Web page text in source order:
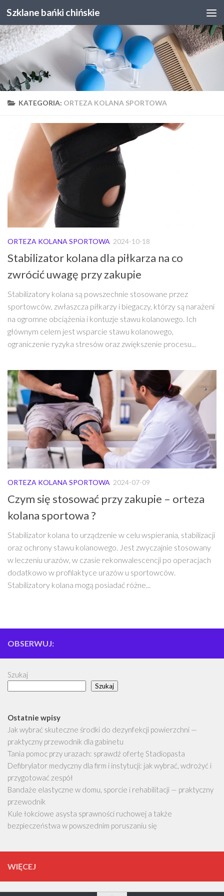
Skip to content
Szklane bańki chińskie
KATEGORIA: ORTEZA KOLANA SPORTOWA
ORTEZA KOLANA SPORTOWA 2024-10-18
Stabilizator kolana dla piłkarza na co
zwrócić uwagę przy zakupie
Stabilizatory kolana są powszechnie stosowane przez
sportowców, zwłaszcza piłkarzy i biegaczy, którzy są narażeni
na ogromne obciążenia i kontuzje stawu kolanowego. Ich
głównym celem jest wsparcie stawu kolanowego,
ograniczenie ryzyka stresów oraz zwiększenie procesu...
ORTEZA KOLANA SPORTOWA 2024-07-09
Czym się stosować przy zakupie – orteza
kolana sportowa ?
Stabilizator kolana to urządzenie w celu wspierania, stabilizacji
oraz ochrony stawu kolanowego. Jest zwyczajnie stosowany
w leczeniu urazów, w czasie rekonwalescencji po operacjach
dodatkowo w profilaktyce urazów u sportowców.
Stabilizatory kolana mogą posiadać różne...
OBSERWUJ:
Szukaj
Szukaj
Ostatnie wpisy
Jak wybrać skuteczne środki do dezynfekcji powierzchni —
praktyczny przewodnik dla gabinetu
Tania pomoc przy urazach: sprawdź ofertę Stadiopasta
Defibrylator medyczny dla firm i instytucji: jak wybrać, wdrożyć i
przygotować zespół
Bandaże elastyczne w domu, sporcie i rehabilitacji — praktyczny
przewodnik
Kule łokciowe asysta sprawności ruchowej a także
bezpieczeństwa w powszednim poruszaniu się
WIĘCEJ